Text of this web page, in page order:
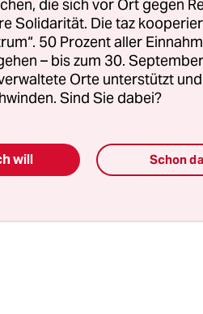
Risiko­gruppen Gratis-
über 65 Jahren vier
als sich ab dem 9. März
dies erst an.
die sich vor Ort gegen
Solidarität. Die taz
50 Prozent aller
– bis zum 30.
Orte unterstützt
Sind Sie dabei?
will Schon